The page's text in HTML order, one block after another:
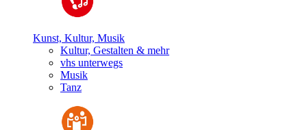
Kunst, Kultur, Musik
Kultur, Gestalten & mehr
vhs unterwegs
Musik
Tanz